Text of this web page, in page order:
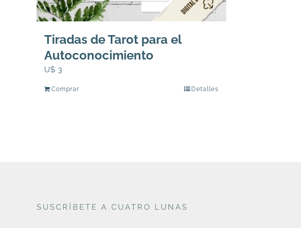
Tiradas de Tarot para el
Autoconocimiento
U$ 3
Comprar Detalles
SUSCRÍBETE A CUATRO LUNAS